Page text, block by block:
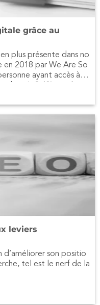
grâce au
plus présente dans no
en 2018 par We Are So
ayant accès à in
soit 8,4% en plus p
leviers
son positio
tel est le nerf de la